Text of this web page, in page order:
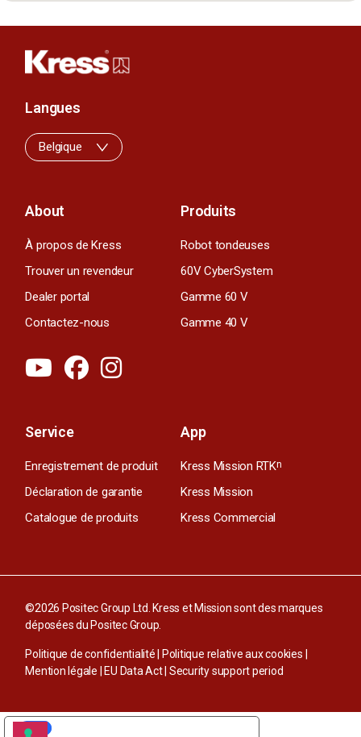
About
À propos de Kress
Trouver un revendeur
Dealer portal
Contactez-nous
Produits
Robot tondeuses
60V CyberSystem
Gamme 60 V
Gamme 40 V
Service
Enregistrement de produit
Déclaration de garantie
Catalogue de produits
App
Kress Mission RTKn
Kress Mission
Kress Commercial
Langues
Belgique
©2026 Positec Group Ltd. Kress et Mission sont des marques
déposées du Positec Group.
Politique de confidentialité Politique relative aux cookies
Mention légale
EU Data Act| Security support period